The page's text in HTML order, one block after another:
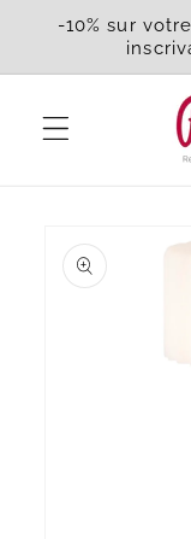
passer
contenu
-10% sur
informations
produits